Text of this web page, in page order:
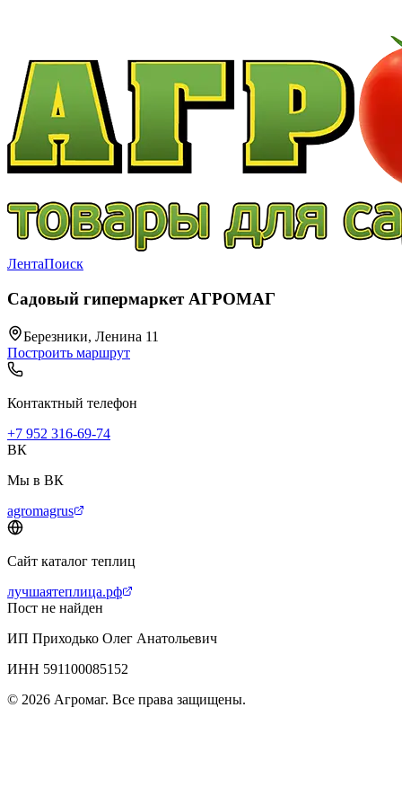
ЛентаПоиск
Садовый гипермаркет АГРОМАГ
Березники, Ленина 11
Построить маршрут
Контактный телефон
+7 952 316-69-74
ВК
Мы в ВК
agromagrus
Сайт каталог теплиц
лучшаятеплица.рф
Пост не найден
ИП Приходько Олег Анатольевич
ИНН 591100085152
© 2026 Агромаг. Все права защищены.